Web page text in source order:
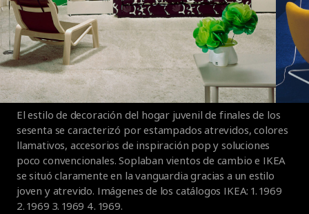
El estilo de decoración del hogar juvenil de finales de los
sesenta se caracterizó por estampados atrevidos, colores
llamativos, accesorios de inspiración pop y soluciones
poco convencionales. Soplaban vientos de cambio e IKEA
se situó claramente en la vanguardia gracias a un estilo
joven y atrevido. Imágenes de los catálogos IKEA: 1. 1969
2. 1969 3. 1969 4. 1969.